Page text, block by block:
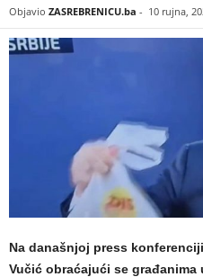
Objavio ZASREBRENICU.ba - 10 rujna,
Na današnjoj press
Vučić obraćajući se